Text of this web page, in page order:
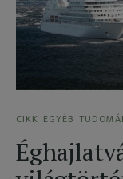
Videó
CIKK EGYÉB